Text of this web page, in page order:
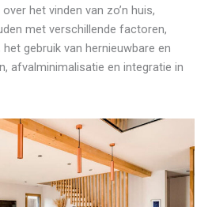
het vinden van zo’n huis,
met verschillende factoren,
gebruik van hernieuwbare en
afvalminimalisatie en integratie in